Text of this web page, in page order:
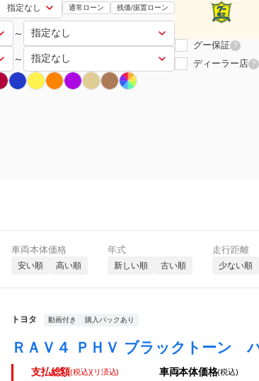
通常ローン 残価/据置ローン
～
～
グー保証 ?
ディーラー店 ?
車両本体価格
安い順 高い順
年式
新しい順 古い順
走行距離
少ない順
トヨタ 動画付き 購入パックあり
支払総額(税込)(リ済込) 車両本体価格(税込)